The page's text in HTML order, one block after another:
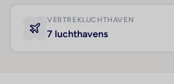
VERTREKLUCHTHAVEN
7 luchthavens